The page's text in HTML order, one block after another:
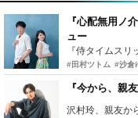
『心配無用ノ
ュー
#田村ツトム #沙倉
『今から、親
沢村玲、親友か